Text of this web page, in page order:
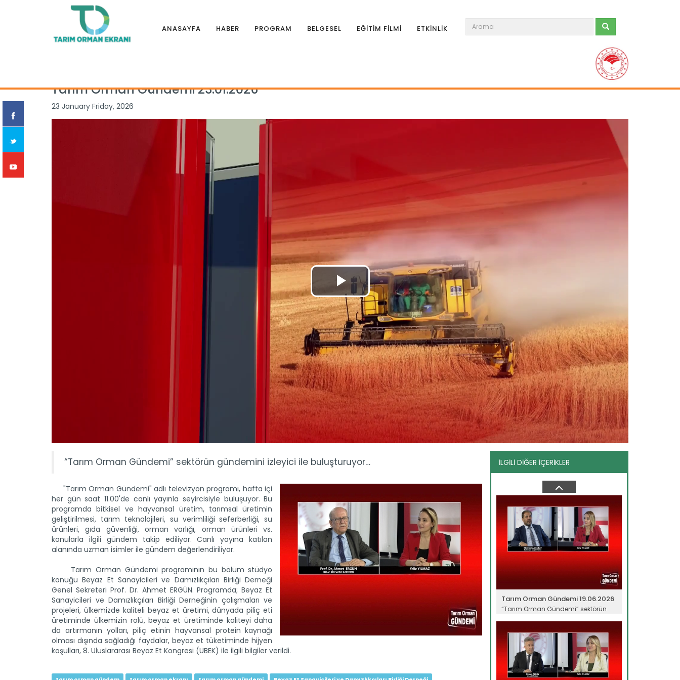
ANASAYFA HABER PROGRAM BELGESEL EĞİTİM FİLMİ ETKİNLİK
Tarım Orman Gündemi 23.01.2026
23 January Friday, 2026
“Tarım Orman Gündemi” sektörün gündemini izleyici ile buluşturuyor…
"Tarım Orman Gündemi" adlı televizyon programı, hafta içi
her gün saat 11.00'de canlı yayınla seyircisiyle buluşuyor. Bu
programda bitkisel ve hayvansal üretim, tarımsal üretimin
geliştirilmesi, tarım teknolojileri, su verimliliği seferberliği, su
ürünleri, gıda güvenliği, orman varlığı, orman ürünleri vs.
konularla ilgili gündem takip ediliyor. Canlı yayına katılan
alanında uzman isimler ile gündem değerlendiriliyor.
Tarım Orman Gündemi programının bu bölüm stüdyo
konuğu Beyaz Et Sanayicileri ve Damızlıkçıları Birliği Derneği
Genel Sekreteri Prof. Dr. Ahmet ERGÜN. Programda; Beyaz Et
Sanayicileri ve Damızlıkçıları Birliği Derneğinin çalışmaları ve
projeleri, ülkemizde kaliteli beyaz et üretimi, dünyada piliç eti
üretiminde ülkemizin rolü, beyaz et üretiminde kaliteyi daha
da artırmanın yolları, piliç etinin hayvansal protein kaynağı
olması dışında sağladığı faydalar, beyaz et tüketiminde hijyen
koşulları, 8. Uluslararası Beyaz Et Kongresi (UBEK) ile ilgili bilgiler verildi.
İLGİLİ DİĞER İÇERİKLER
Tarım Orman Gündemi 11.06.2026
“Tarım Orman Gündemi” sektörün
gündemini izleyici ile...
Devamını Oku ->
Tarım Orman Gündemi 10.06.2026
“Tarım Orman Gündemi” sektörün
gündemini izleyici ile...
Tarım Orman Gündemi 19.06.2026
“Tarım Orman Gündemi” sektörün